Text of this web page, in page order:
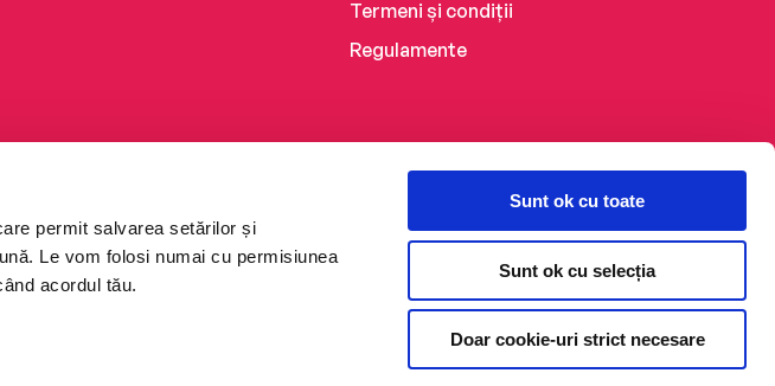
permit salvarea setărilor și
Le vom folosi numai cu permisiunea
acordul tău.
Sunt ok cu toate
Sunt ok cu selecția
Doar cookie-uri strict necesare
Termeni și condiții
Regulamente